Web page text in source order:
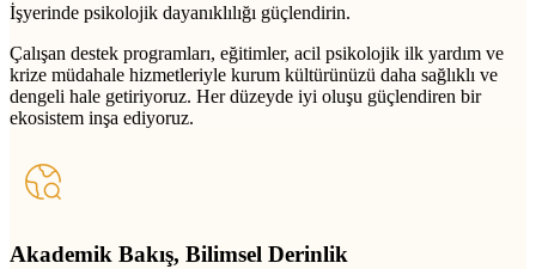
İşyerinde psikolojik dayanıklılığı güçlendirin.
Çalışan destek programları, eğitimler, acil psikolojik ilk yardım ve
krize müdahale hizmetleriyle kurum kültürünüzü daha sağlıklı ve
dengeli hale getiriyoruz. Her düzeyde iyi oluşu güçlendiren bir
ekosistem inşa ediyoruz.
Akademik Bakış, Bilimsel Derinlik